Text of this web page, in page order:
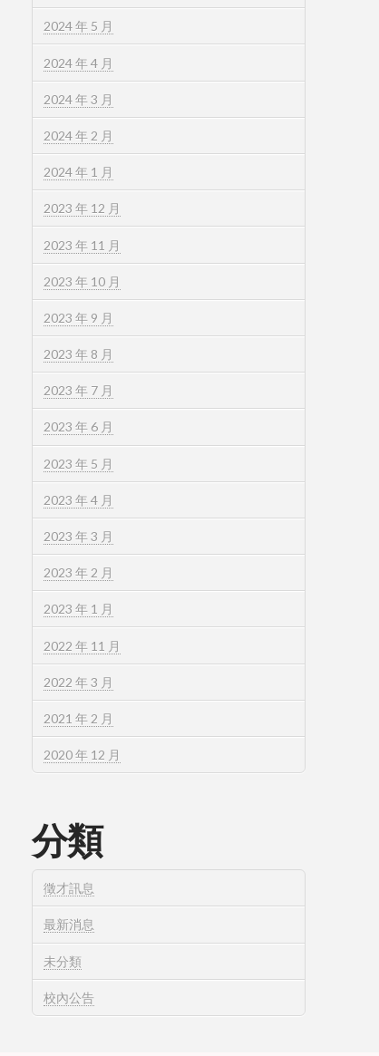
2024 年 5 月
2024 年 4 月
2024 年 3 月
2024 年 2 月
2024 年 1 月
2023 年 12 月
2023 年 11 月
2023 年 10 月
2023 年 9 月
2023 年 8 月
2023 年 7 月
2023 年 6 月
2023 年 5 月
2023 年 4 月
2023 年 3 月
2023 年 2 月
2023 年 1 月
2022 年 11 月
2022 年 3 月
2021 年 2 月
2020 年 12 月
分類
徵才訊息
最新消息
未分類
校內公告